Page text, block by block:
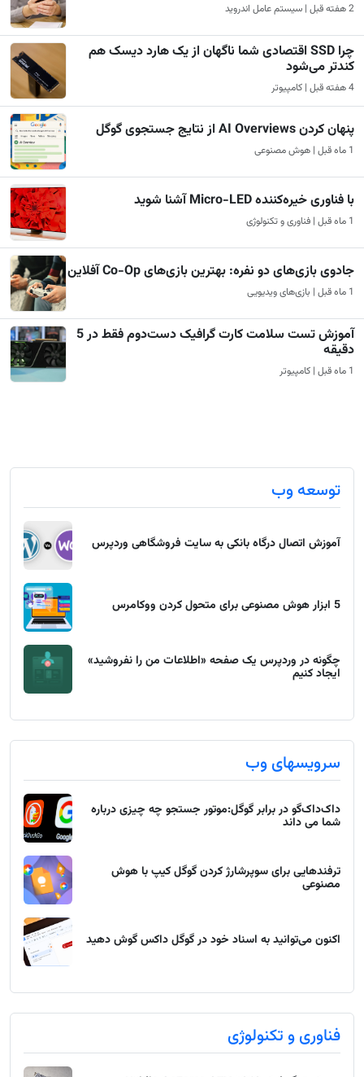
2 هفته قبل | سیستم عامل اندروید
چرا SSD اقتصادی شما ناگهان از یک هارد دیسک هم
کندتر می‌شود
4 هفته قبل | کامپیوتر
پنهان کردن AI Overviews از نتایج جستجوی گوگل
1 ماه قبل | هوش مصنوعی
با فناوری خیره‌کننده Micro-LED آشنا شوید
1 ماه قبل | فناوری و تکنولوژی
جادوی بازی‌های دو نفره: بهترین بازی‌های Co-Op آفلاین
1 ماه قبل | بازی‌های ویدیویی
آموزش تست سلامت کارت گرافیک دست‌دوم فقط در 5
دقیقه
1 ماه قبل | کامپیوتر
توسعه وب
آموزش اتصال درگاه بانکی به سایت فروشگاهی وردپرس
5 ابزار هوش مصنوعی برای متحول کردن ووکامرس
چگونه در وردپرس یک صفحه «اطلاعات من را نفروشید»
ایجاد کنیم
سرویسهای وب
داک‌داک‌گو در برابر گوگل:موتور جستجو چه چیزی درباره
شما می داند
ترفندهایی برای سوپرشارژ کردن گوگل کیپ با هوش
مصنوعی
اکنون می‌توانید به اسناد خود در گوگل داکس گوش دهید
فناوری و تکنولوژی